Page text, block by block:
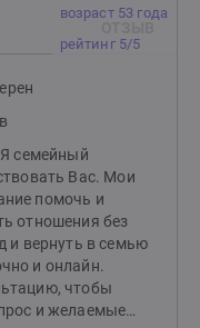
возраст 53 года
рейтинг 5/5
семейный
Вас. Мои
помочь и
отношения без
и вернуть в семью
и онлайн.
чтобы
и желаемые